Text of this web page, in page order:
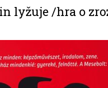
lyžuje /hra o